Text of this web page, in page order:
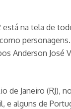
na tela de
Anderson José
Janeiro (RJ),
alguns de